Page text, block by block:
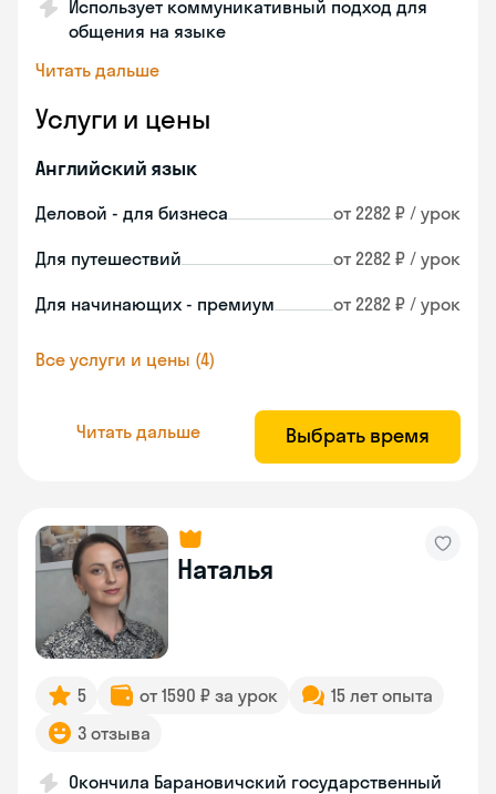
Использует коммуникативный подход для
общения на языке
Читать дальше
Услуги и цены
Английский язык
Деловой - для бизнеса от 2282 ₽ / урок
Для путешествий от 2282 ₽ / урок
Для начинающих - премиум от 2282 ₽ / урок
Все услуги и цены (4)
Читать дальше Выбрать время
Наталья
5 от 1590 ₽ за урок
15 лет опыта
3 отзыва
Окончила Барановичский государственный